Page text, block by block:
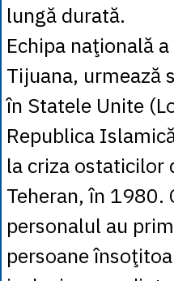
lungă durată.
Echipa naţională
Tijuana, urmează
în Statele Unite
Republica
la criza ostaticilor
Teheran, în 1980.
personalul au
persoane